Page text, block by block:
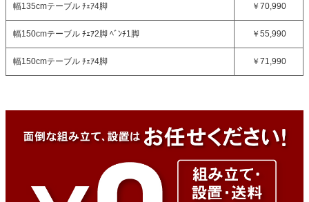
幅135cmテーブル ﾁｪｱ4脚 ￥70,990
幅150cmテーブル ﾁｪｱ2脚 ﾍﾞﾝﾁ1脚 ￥55,990
幅150cmテーブル ﾁｪｱ4脚 ￥71,990